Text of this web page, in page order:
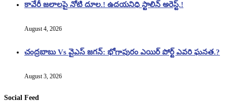
కావేరీ జలాలపై నోటి దూల.! ఉదయనిధి స్టాలిన్ అరెస్ట్.!
August 4, 2026
చంద్రబాబు Vs వైఎస్ జగన్: భోగాపురం ఎయిర్ పోర్ట్ ఎవరి ఘనత.?
August 3, 2026
Social Feed